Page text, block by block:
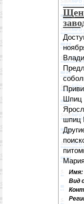
Шпиц
шпиц
Мария
Имя:
Вид